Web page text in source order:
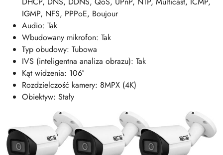
IGMP, NFS, PPPoE, Boujour
Audio: Tak
Wbudowany mikrofon: Tak
Typ obudowy: Tubowa
IVS (inteligentna analiza obrazu): Tak
Kąt widzenia: 106°
Rozdzielczość kamery: 8MPX (4K)
Obiektyw: Stały